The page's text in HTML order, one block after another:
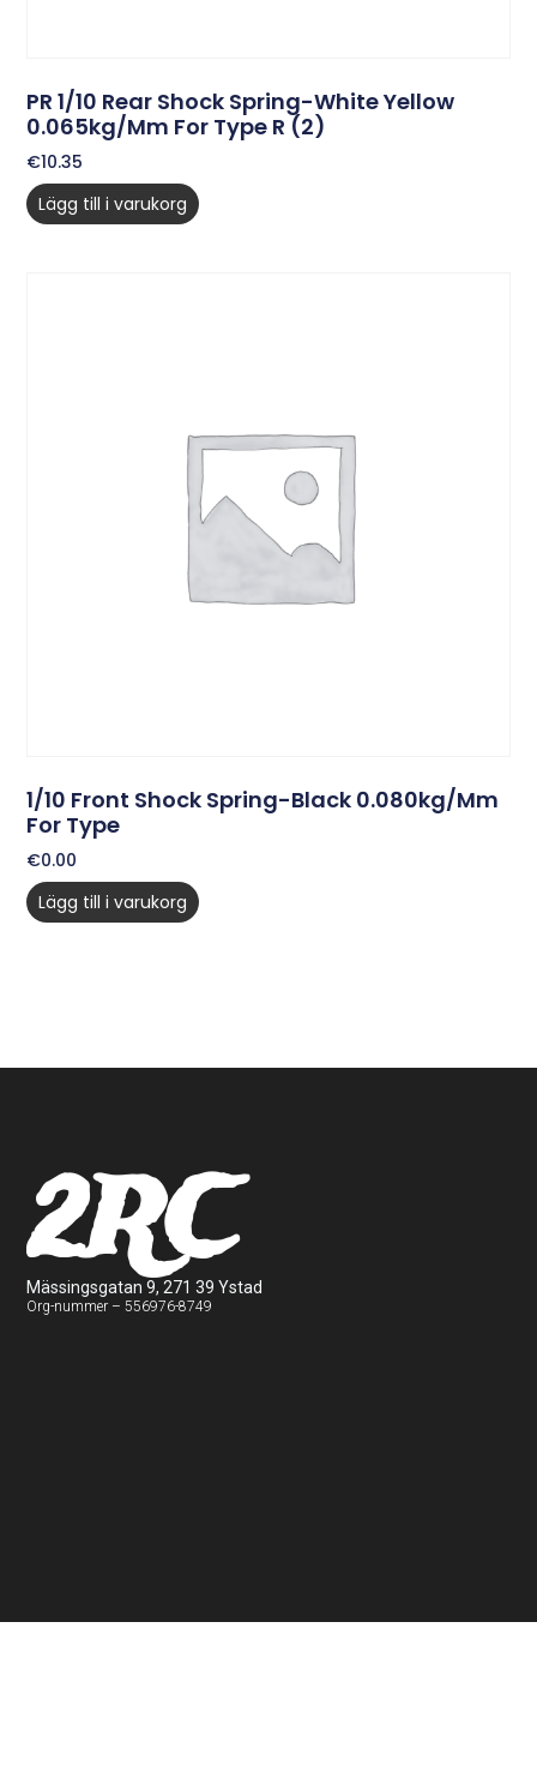
PR 1/10 Rear Shock Spring-White Yellow
0.065kg/mm For Type R (2)
€10.35
Lägg till i varukorg
1/10 Front Shock Spring-Black 0.080kg/mm
For Type
€0.00
Lägg till i varukorg
2RC
Mässingsgatan 9, 271 39 Ystad
Org-nummer – 556976-8749